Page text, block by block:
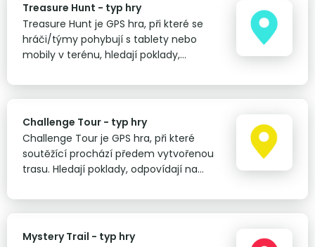
Treasure Hunt - typ hry
Treasure Hunt je GPS hra, při které se
hráči/týmy pohybují s tablety nebo
mobily v terénu, hledají poklady,
typu Challenge Tour a Mystery Trail se
liší zejména zobrazením pokladů na
mapě.
Challenge Tour - typ hry
Challenge Tour je GPS hra, při které
soutěžící prochází předem vytvořenou
trasu. Hledají poklady, odpovídají na
Treasure Hunt a Mystery Trail se liší
zejména uspořádáním bodů na mapě.
Mystery Trail - typ hry